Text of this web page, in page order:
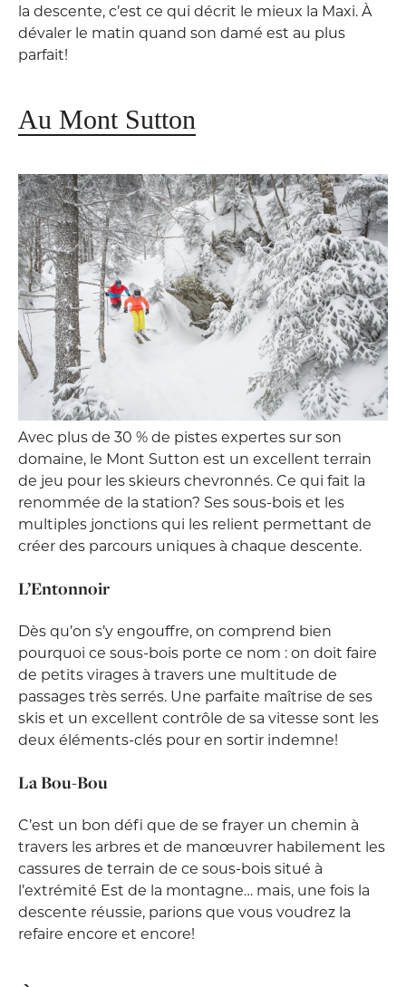
la descente, c’est ce qui décrit le mieux la Maxi. À
dévaler le matin quand son damé est au plus
parfait!
Au Mont Sutton
Avec plus de 30 % de pistes expertes sur son
domaine, le Mont Sutton est un excellent terrain
de jeu pour les skieurs chevronnés. Ce qui fait la
renommée de la station? Ses sous-bois et les
multiples jonctions qui les relient permettant de
créer des parcours uniques à chaque descente.
L’Entonnoir
Dès qu’on s’y engouffre, on comprend bien
pourquoi ce sous-bois porte ce nom : on doit faire
de petits virages à travers une multitude de
passages très serrés. Une parfaite maîtrise de ses
skis et un excellent contrôle de sa vitesse sont les
deux éléments-clés pour en sortir indemne!
La Bou-Bou
C’est un bon défi que de se frayer un chemin à
travers les arbres et de manœuvrer habilement les
cassures de terrain de ce sous-bois situé à
l’extrémité Est de la montagne… mais, une fois la
descente réussie, parions que vous voudrez la
refaire encore et encore!